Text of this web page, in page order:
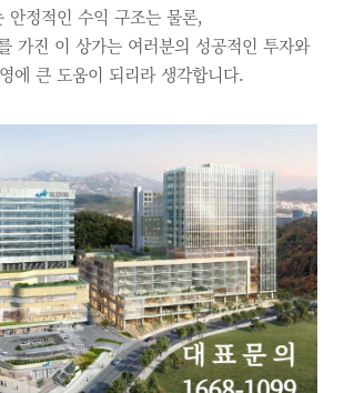
안정적인 수익 구조는 물론,
가진 이 상가는 여러분의 성공적인 투자와
에 큰 도움이 되리라 생각합니다.